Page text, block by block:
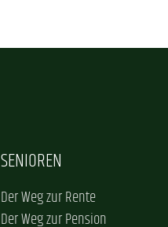
SENIOREN
Der Weg zur Rente
Der Weg zur Pension